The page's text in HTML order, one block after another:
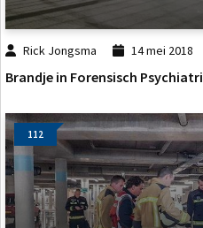
Rick Jongsma 14 mei 2018
Brandje in Forensisch
112